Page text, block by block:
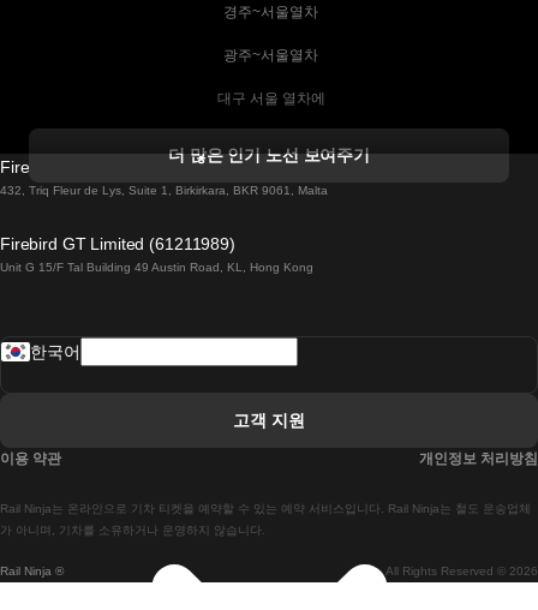
경주~서울열차
광주~서울열차
대구 서울 열차에
더블린에서 골웨이 열차
로마에서 나폴리 열차
마드리드-리스본 열차
마드리드에서 바르셀로나로 가는 고속 열차
더 많은 인기 노선 보여주기
Firebird GT Limited (OC 1451)
432, Triq Fleur de Lys, Suite 1, Birkirkara, BKR 9061, Malta
Firebird GT Limited (61211989)
Unit G 15/F Tal Building 49 Austin Road, KL, Hong Kong
Rail Ninja ® All Rights Reserved © 2026
Rail Ninja는 온라인으로 기차 티켓을 예약할 수 있는 예약 서비스입니다. Rail Ninja는 철도 운송업체
가 아니며, 기차를 소유하거나 운영하지 않습니다.
한국어
고객 지원
이용 약관 개인정보 처리방침